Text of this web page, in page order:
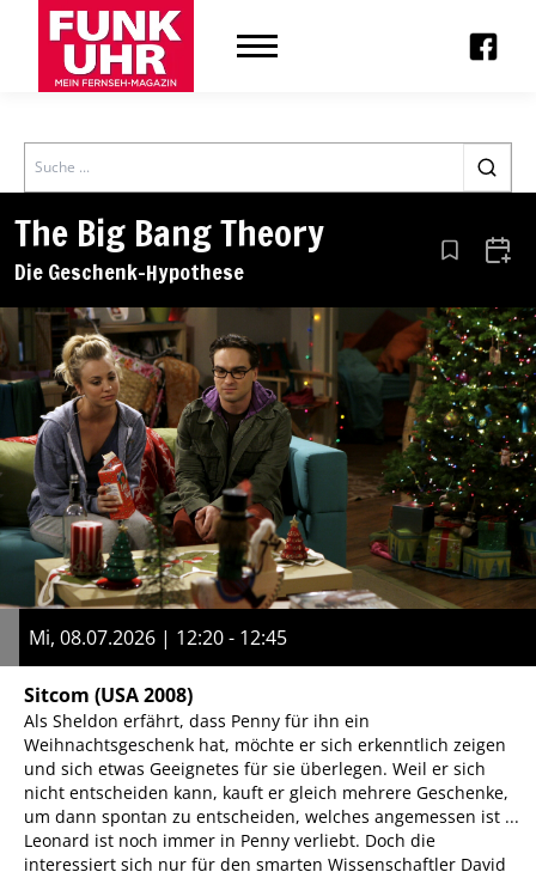
Search
The Big Bang Theory
Die Geschenk-Hypothese Aus den
Mi, 08.07.2026 | 12:20 - 12:45
Sitcom (USA 2008)
Als Sheldon erfährt, dass Penny für ihn ein
Weihnachtsgeschenk hat, möchte er sich erkenntlich zeigen
und sich etwas Geeignetes für sie überlegen. Weil er sich
nicht entscheiden kann, kauft er gleich mehrere Geschenke,
um dann spontan zu entscheiden, welches angemessen ist ...
Leonard ist noch immer in Penny verliebt. Doch die
interessiert sich nur für den smarten Wissenschaftler David